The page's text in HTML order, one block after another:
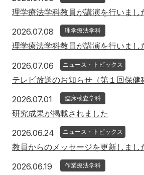
理学療法学科教員が講演を行いまし
2026.07.08 2026年7月8日
理学療法学科
理学療法学科教員が講演を行いまし
2026.07.06 2026年7月6日
ニュース・トピックス
テレビ放送のお知らせ（第１回保健
2026.07.01 2026年7月1日
臨床検査学科
研究成果が掲載されました
2026.06.24 2026年6月24日
ニュース・トピックス
教員からのメッセージを更新しまし
2026.06.19 2026年6月19日
作業療法学科